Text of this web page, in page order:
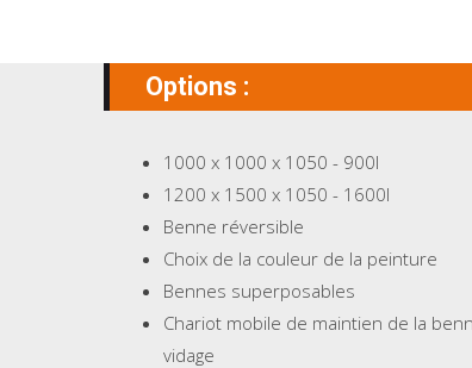
Options :
1000 x 1000 x 1050 - 900l
1200 x 1500 x 1050 - 1600l
Benne réversible
Choix de la couleur de la peinture
Bennes superposables
Chariot mobile de maintien de la
vidage